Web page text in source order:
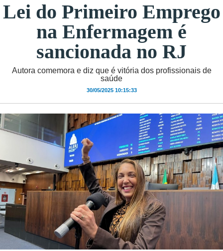
Lei do Primeiro Emprego
na Enfermagem é
sancionada no RJ
Autora comemora e diz que é vitória dos profissionais de
saúde
30/05/2025 10:15:33